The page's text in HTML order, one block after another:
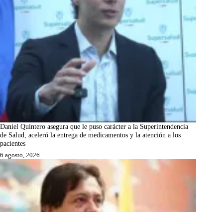
Daniel Quintero asegura que le puso carácter a la Superintendencia
de Salud, aceleró la entrega de medicamentos y la atención a los
pacientes
6 agosto, 2026